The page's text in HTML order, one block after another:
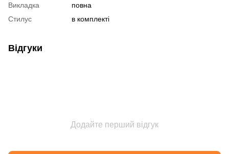
Викладка
повна
Стилус
в комплекті
Відгуки
Додайте перший відгук